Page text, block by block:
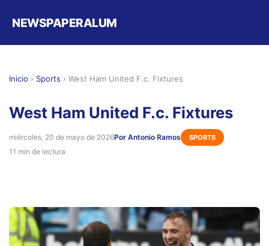
NEWSPAPERALUM
Inicio › Sports › West Ham United F.c. Fixtures
West Ham United F.c. Fixtures
miércoles, 20 de mayo de 2026Por Antonio Ramos SPORTS
11 min de lectura